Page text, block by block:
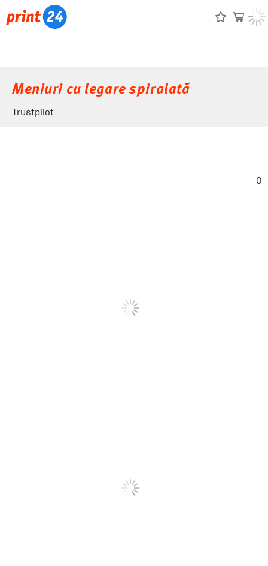
Meniuri cu legare spiralată
Trustpilot
0